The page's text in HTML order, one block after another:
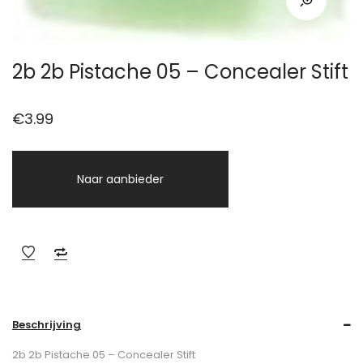
2b 2b Pistache 05 – Concealer Stift
€3.99
Naar aanbieder
Beschrijving
2b 2b Pistache 05 – Concealer Stift